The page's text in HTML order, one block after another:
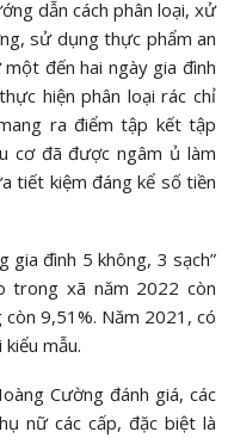
dẫn cách phân loại, xử
sử dụng thực phẩm an
đến hai ngày gia đình
hiện phân loại rác chỉ
ra điểm tập kết tập
cơ đã được ngâm ủ làm
tiết kiệm đáng kể số tiền
gia đình 5 không, 3 sạch”
trong xã năm 2022 còn
9,51%. Năm 2021, có
mẫu.
Cường đánh giá, các
nữ các cấp, đặc biệt là